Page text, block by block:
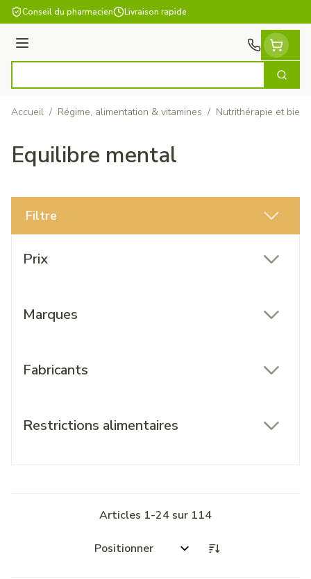
Aller au contenu
Conseil du pharmacien Livraison rapide
Menu
Accueil / Régime, alimentation & vitamines / Nutrithérapie et
Equilibre mental
Filtre
Prix
Marques
Fabricants
Restrictions alimentaires
Articles 1-24 sur 114
Trier par: